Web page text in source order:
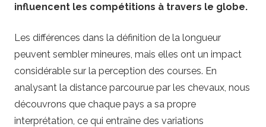
influencent les compétitions à travers le globe.
Les différences dans la définition de la longueur
peuvent sembler mineures, mais elles ont un impact
considérable sur la perception des courses. En
analysant la distance parcourue par les chevaux, nous
découvrons que chaque pays a sa propre
interprétation, ce qui entraîne des variations